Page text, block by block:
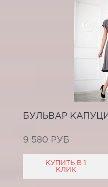
БУЛЬВАР
9 580 РУБ
КУПИТЬ В 1
КЛИК